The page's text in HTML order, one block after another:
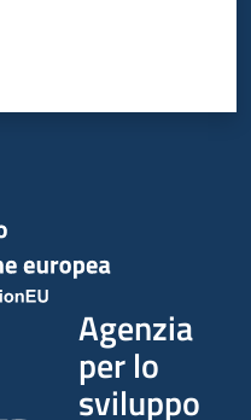
Agenzia
per lo
sviluppo